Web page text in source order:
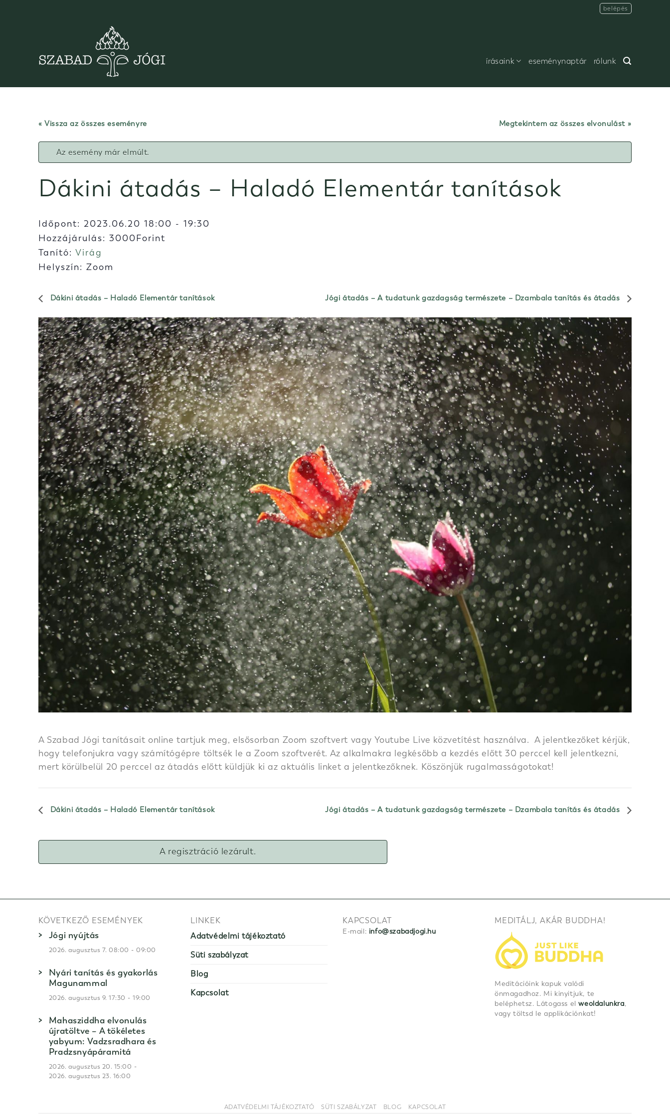
belépés
írásaink eseménynaptár rólunk
« Vissza az összes eseményre Megtekintem az összes elvonulást
Az esemény már elmúlt.
Dákini átadás – Haladó Elementár tanítások
Időpont: 2023.06.20 18:00 - 19:30
Hozzájárulás: 3000Forint
Tanító: Virág
Helyszín: Zoom
Dákini átadás – Haladó Elementár tanítások Jógi átadás – A tudatunk gazdagság természete – Dzambala tanítás és átadás
A Szabad Jógi tanításait online tartjuk meg, elsősorban Zoom szoftvert vagy Youtube Live közvetítést használva. A jelentkezőket kérjük,
hogy telefonjukra vagy számítógépre töltsék le a Zoom szoftverét. Az alkalmakra legkésőbb a kezdés előtt 30 perccel kell jelentkezni,
mert körülbelül 20 perccel az átadás előtt küldjük ki az aktuális linket a jelentkezőknek. Köszönjük rugalmasságotokat!
Dákini átadás – Haladó Elementár tanítások Jógi átadás – A tudatunk gazdagság természete – Dzambala tanítás és átadás
A regisztráció lezárult.
KÖVETKEZŐ ESEMÉNYEK
Jógi nyújtás
2026. augusztus 7. 08:00 -09:00
Nyári tanítás és gyakorlás
Magunammal
2026. augusztus 9. 17:30 -19:00
Mahasziddha elvonulás
újratöltve – A tökéletes
yabyum: Vadzsradhara és
Pradzsnyápáramitá
2026. augusztus 20. 15:00 -
2026. augusztus 23. 16:00
LINKEK
Adatvédelmi tájékoztató
Süti szabályzat
Blog
Kapcsolat
KAPCSOLAT
E-mail: info@szabadjogi.hu
MEDITÁLJ, AKÁR BUDDHA!
Meditációink kapuk valódi
önmagadhoz. Mi kinyitjuk, te
beléphetsz. Látogass elweoldalunkra,
vagy töltsd le applikációnkat!
ADATVÉDELMI TÁJÉKOZTATÓ SÜTI SZABÁLYZAT BLOG KAPCSOLAT